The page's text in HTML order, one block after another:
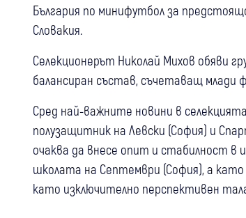
България по минифутбол за
Словакия.
Селекционерът Николай Михов обяви
балансиран състав, съчетаващ млади
Сред най-важните новини в
полузащитник на Левски (София) и
очаква да внесе опит и стабилност в
школата на Септември (София), а
като изключително перспективен